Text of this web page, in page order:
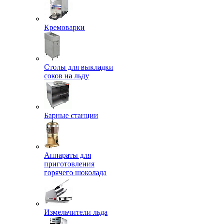
Кремоварки
Столы для выкладки
соков на льду
Барные станции
Аппараты для
приготовления
горячего шоколада
Измельчители льда